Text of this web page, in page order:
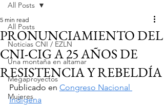
All Posts
Noticias CNI / EZLN
Una montaña en altamar
Megaproyectos
Mujeres
All Posts
PRONUNCIAMIENTO DEL
CNI-CIG A 25 AÑOS DE
RESISTENCIA Y REBELDÍA
5 min read
Publicado en Congreso Nacional
Indígena